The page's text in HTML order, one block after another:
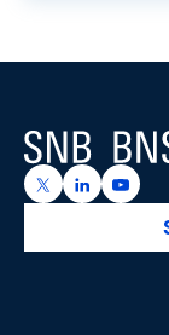
Logo
https://https://